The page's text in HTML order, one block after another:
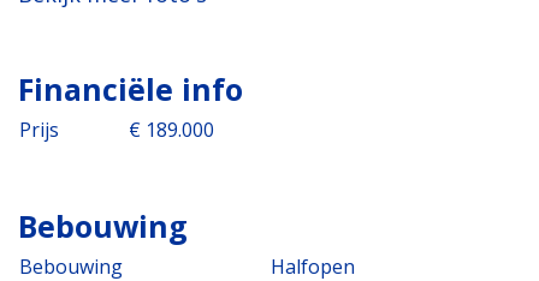
Financiële info
Prijs € 189.000
Bebouwing
Bebouwing
Halfopen